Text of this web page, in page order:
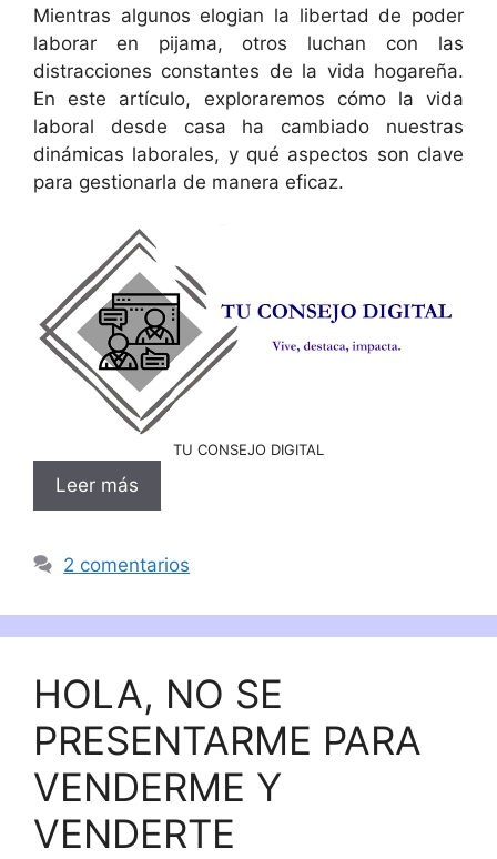
Mientras algunos elogian la libertad de poder
laborar en pijama, otros luchan con las
distracciones constantes de la vida hogareña.
En este artículo, exploraremos cómo la vida
laboral desde casa ha cambiado nuestras
dinámicas laborales, y qué aspectos son clave
para gestionarla de manera eficaz.
TU CONSEJO DIGITAL
Leer más
2 comentarios
HOLA, NO SE
PRESENTARME PARA
VENDERME Y
VENDERTE